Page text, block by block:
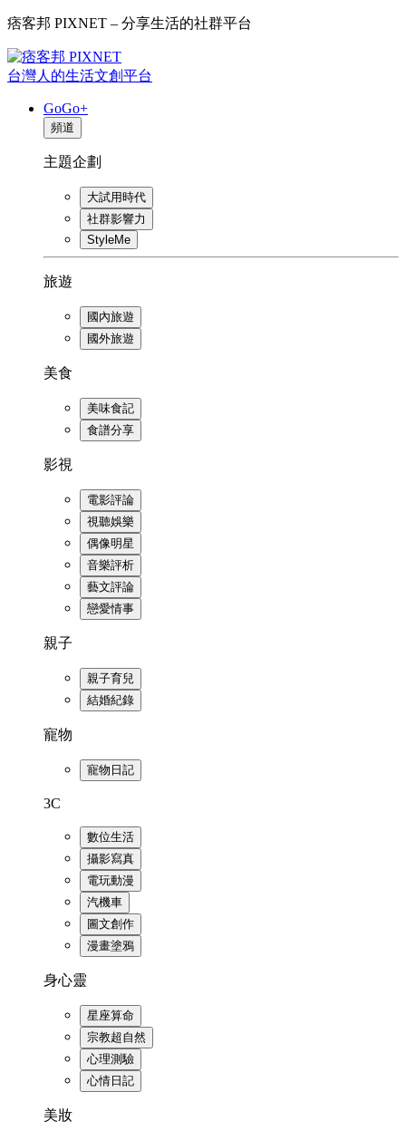
痞客邦 PIXNET – 分享生活的社群平台
台灣人的生活文創平台
GoGo+
頻道
主題企劃
大試用時代
社群影響力
StyleMe
旅遊
國內旅遊
國外旅遊
美食
美味食記
食譜分享
影視
電影評論
視聽娛樂
偶像明星
音樂評析
藝文評論
戀愛情事
親子
親子育兒
結婚紀錄
寵物
寵物日記
3C
數位生活
攝影寫真
電玩動漫
汽機車
圖文創作
漫畫塗鴉
身心靈
星座算命
宗教超自然
心理測驗
心情日記
美妝